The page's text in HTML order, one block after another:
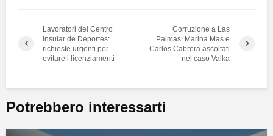
Lavoratori del Centro
Insular de Deportes:
richieste urgenti per
evitare i licenziamenti
Corruzione a Las
Palmas: Marina Mas e
Carlos Cabrera ascoltati
nel caso Valka
Potrebbero interessarti